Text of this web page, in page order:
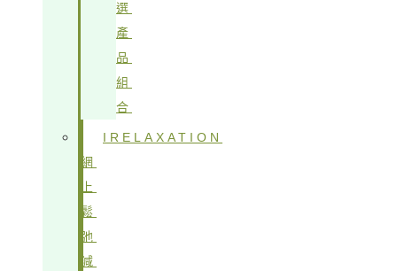
選
產
品
組
合
IRELAXATION
網
上
鬆
弛
減